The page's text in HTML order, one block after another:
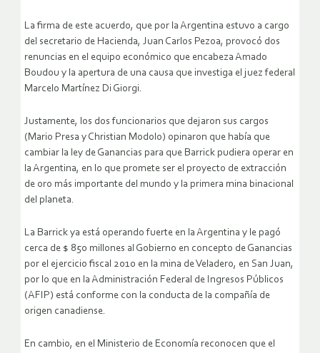
La firma de este acuerdo, que por la Argentina estuvo a cargo
del secretario de Hacienda, Juan Carlos Pezoa, provocó dos
renuncias en el equipo económico que encabeza Amado
Boudou y la apertura de una causa que investiga el juez federal
Marcelo Martínez Di Giorgi.
Justamente, los dos funcionarios que dejaron sus cargos
(Mario Presa y Christian Modolo) opinaron que había que
cambiar la ley de Ganancias para que Barrick pudiera operar en
la Argentina, en lo que promete ser el proyecto de extracción
de oro más importante del mundo y la primera mina binacional
del planeta.
La Barrick ya está operando fuerte en la Argentina y le pagó
cerca de $ 850 millones al Gobierno en concepto de Ganancias
por el ejercicio fiscal 2010 en la mina de Veladero, en San Juan,
por lo que en la Administración Federal de Ingresos Públicos
(AFIP) está conforme con la conducta de la compañía de
origen canadiense.
En cambio, en el Ministerio de Economía reconocen que el